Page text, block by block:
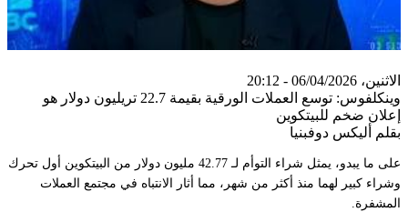
الاثنين، 06/04/2026 - 20:12
وينكلفوس: توسع العملات الورقية بقيمة 22.7 تريليون دولار هو
إعلان ضخم للبيتكوين
بقلم أليكس دوفبنيا
على ما يبدو، يمثل شراء التوأم لـ 42.77 مليون دولار من البيتكوين أول تحرك
وشراء كبير لهما منذ أكثر من شهر، مما أثار الانتباه في مجتمع العملات
المشفرة.